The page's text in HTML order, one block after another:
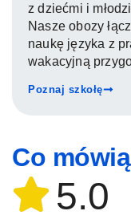
z dziećmi i
Nasze obozy
naukę języka z
wakacyjną
Poznaj szkołę
Co
5.0